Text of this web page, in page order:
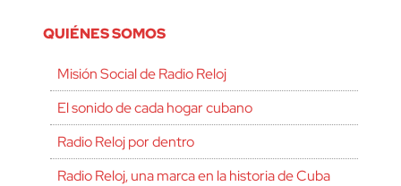
QUIÉNES SOMOS
Misión Social de Radio Reloj
El sonido de cada hogar cubano
Radio Reloj por dentro
Radio Reloj, una marca en la historia de Cuba